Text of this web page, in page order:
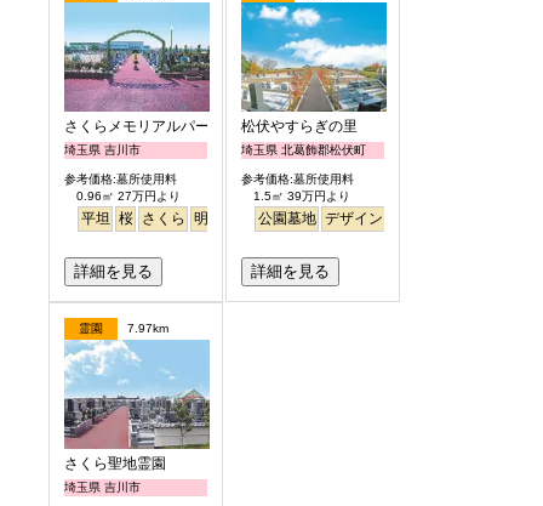
さくらメモリアルパーク
埼玉県 吉川市
参考価格:墓所使用料
0.96㎡ 27万円より
平坦 桜 さくら 明るい
詳細を見る
松伏やすらぎの里
埼玉県 北葛飾郡松伏町
参考価格:墓所使用料
1.5㎡ 39万円より
公園墓地 デザイン
詳細を見る
霊園 7.97km
さくら聖地霊園
埼玉県 吉川市